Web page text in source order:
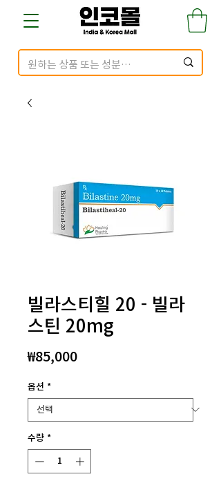
빌라스티힐 20 - 빌라
스틴 20mg
₩85,000가
옵션 *
수량 *